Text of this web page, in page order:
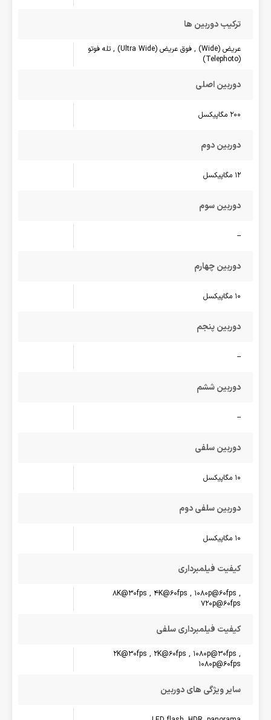
ترکیب دوربین ها
عریض (Wide) , فوق عریض (Ultra Wide) , تله فوتو
(Telephoto)
دوربین اصلی
200 مگاپیکسل
دوربین دوم
12 مگاپیکسل
دوربین سوم
--
دوربین چهارم
10 مگاپیکسل
دوربین پنجم
--
دوربین ششم
--
دوربین سلفی
10 مگاپیکسل
دوربین سلفی دوم
10 مگاپیکسل
کیفیت فیلمبرداری
8K@30fps , 4K@60fps , 1080p@60fps ,
720p@60fps
کیفیت فیلمبرداری سلفی
2K@30fps , 2K@60fps , 1080p@30fps ,
1080p@60fps
سایر ویژگی های دوربین